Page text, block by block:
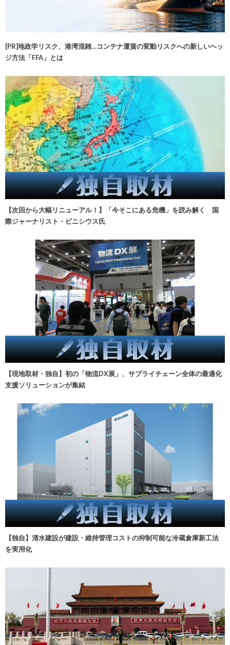
[PR]地政学リスク、港湾混雑…コンテナ運賃の変動リスクへの新しいヘッ
ジ方法「FFA」とは
【次回から大幅リニューアル！】「今そこにある危機」を読み解く 国
際ジャーナリスト・ビニシウス氏
【現地取材・独自】初の「物流DX展」、サプライチェーン全体の最適化
支援ソリューションが集結
【独自】清水建設が建設・維持管理コストの抑制可能な冷蔵倉庫新工法
を実用化